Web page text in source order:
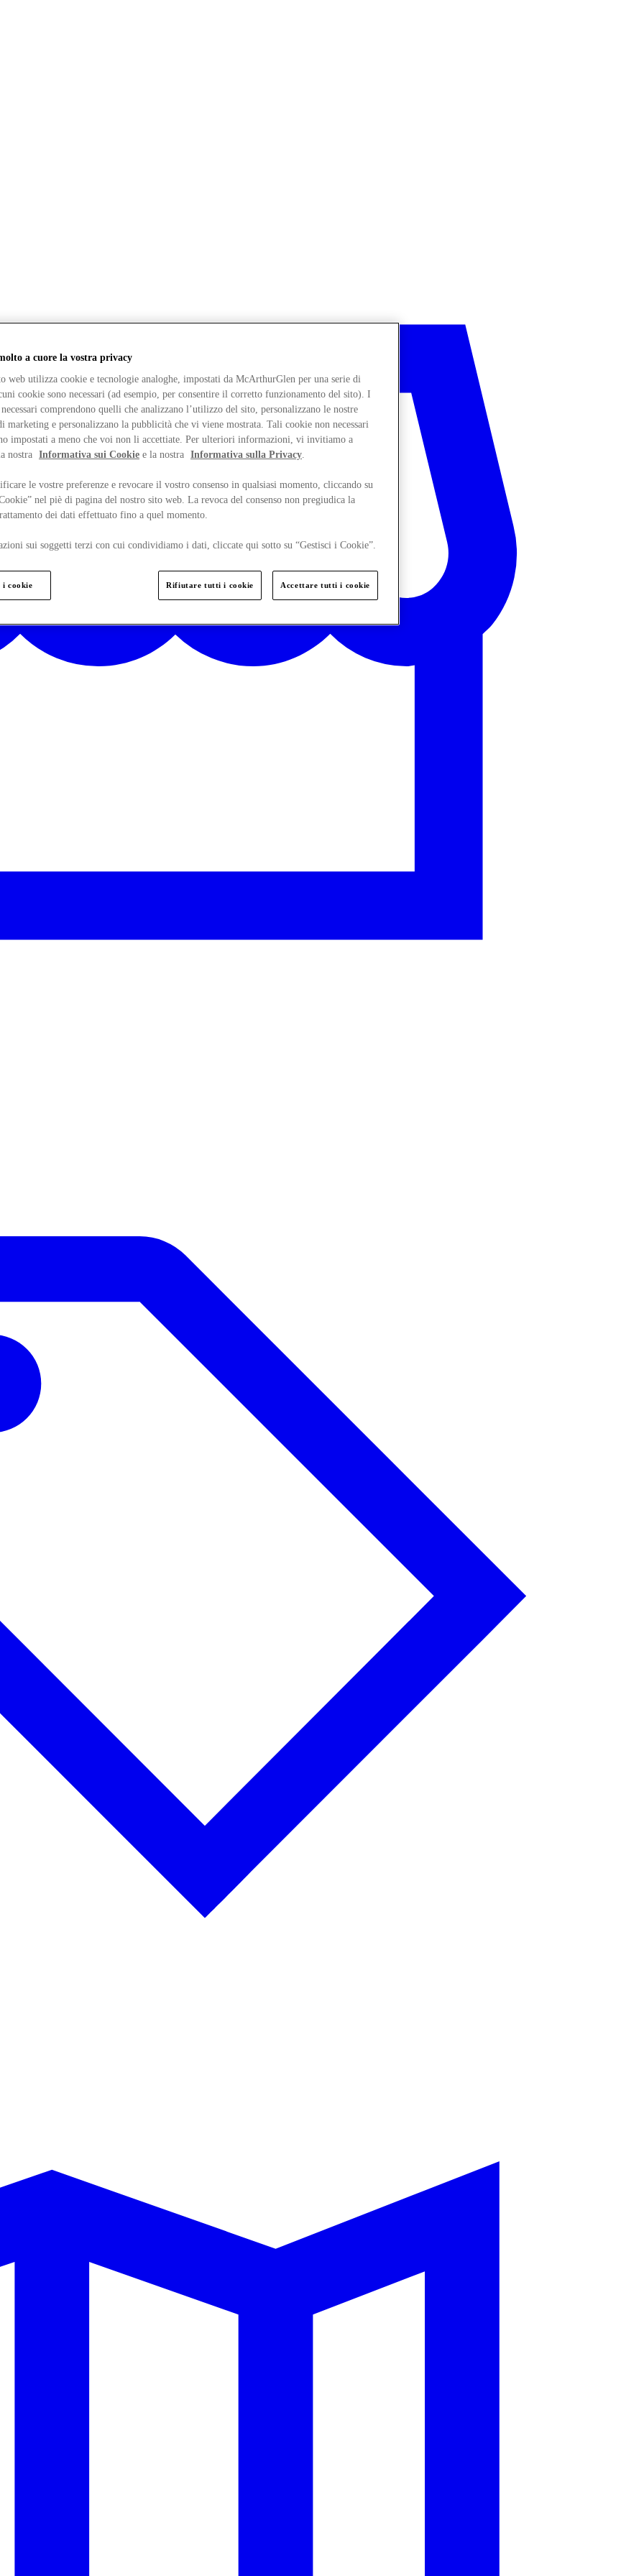
a cuore la vostra privacy
web utilizza cookie e tecnologie analoghe, impostati da McArthurGlen per una serie di
cookie sono necessari (ad esempio, per consentire il corretto funzionamento del sito). I
comprendono quelli che analizzano l’utilizzo del sito, personalizzano le nostre
marketing e personalizzano la pubblicità che vi viene mostrata. Tali cookie non necessari
impostati a meno che voi non li accettiate. Per ulteriori informazioni, vi invitiamo a
nostra Informativa sui Cookie e la nostra Informativa sulla Privacy.
le vostre preferenze e revocare il vostro consenso in qualsiasi momento, cliccando su
nel piè di pagina del nostro sito web. La revoca del consenso non pregiudica la
dei dati effettuato fino a quel momento.
sui soggetti terzi con cui condividiamo i dati, cliccate qui sotto su “Gestisci i Cookie”.
i cookie Rifiutare tutti i cookie Accettare tutti i cookie